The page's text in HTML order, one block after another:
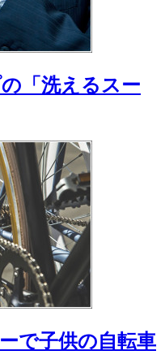
「洗えるスー
で子供の自転車